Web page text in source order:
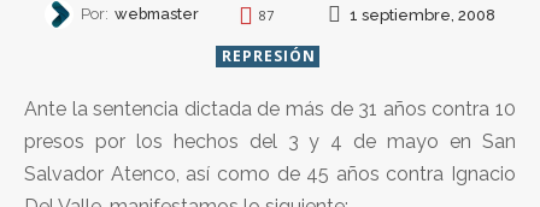
Por: webmaster 87 1 septiembre, 2008
REPRESIÓN
Ante la sentencia dictada de más de 31 años contra 10
presos por los hechos del 3 y 4 de mayo en San
Salvador Atenco, así como de 45 años contra Ignacio